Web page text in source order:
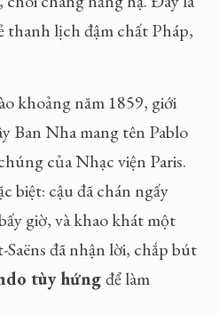
lịch đậm chất Pháp,
khoảng năm 1859, giới
Ban Nha mang tên Pablo
của Nhạc viện Paris.
biệt: cậu đã chán ngấy
giờ, và khao khát một
đã nhận lời, chắp bút
tùy hứngđể làm